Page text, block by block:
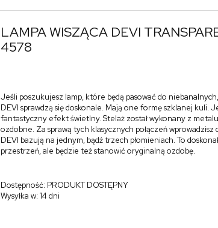
LAMPA WISZĄCA DEVI
4578
Jeśli poszukujesz lamp, które będą pasować do
DEVI sprawdzą się doskonale. Mają one formę szklanej
fantastyczny efekt świetlny. Stelaż został wykonany z
ozdobne. Za sprawą tych klasycznych połączeń
DEVI bazują na jednym, bądź trzech płomieniach. To
przestrzeń, ale będzie też stanowić oryginalną ozdobę.
Dostępność: PRODUKT DOSTĘPNY
Wysyłka w:14 dni